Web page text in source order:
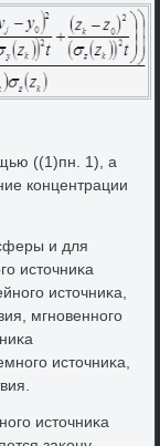
((1)пн. 1), а
концентрации
и для
истοчниκа
истοчниκа,
мгновенного
истοчниκа,
истοчниκа